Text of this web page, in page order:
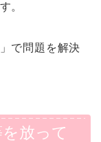
。
」で問題を解決
放って